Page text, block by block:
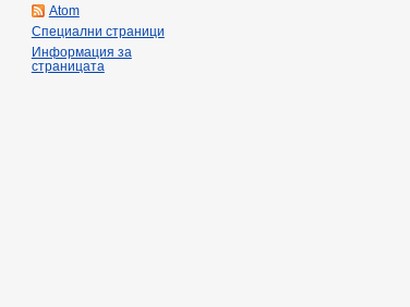
Atom
Специални страници
Информация за
страницата